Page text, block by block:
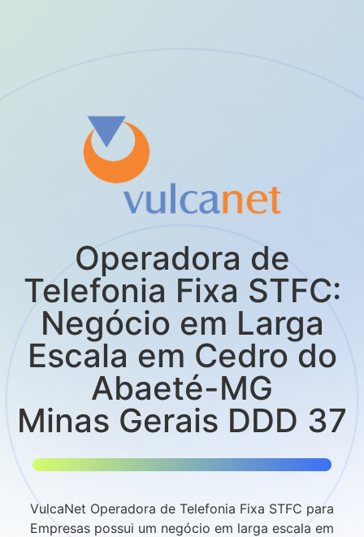
Operadora de
Telefonia Fixa STFC:
Negócio em Larga
Escala em Cedro do
Abaeté-MG
Minas Gerais DDD 37
VulcaNet Operadora de Telefonia Fixa STFC para
Empresas possui um negócio em larga escala em